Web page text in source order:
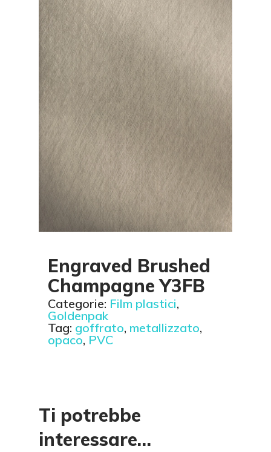
Engraved Brushed
Champagne Y3FB
Categorie: Film plastici,
Goldenpak
Tag: goffrato, metallizzato,
opaco, PVC
Ti potrebbe
interessare…